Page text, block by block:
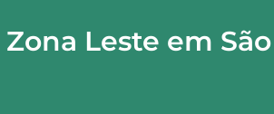
Leste em